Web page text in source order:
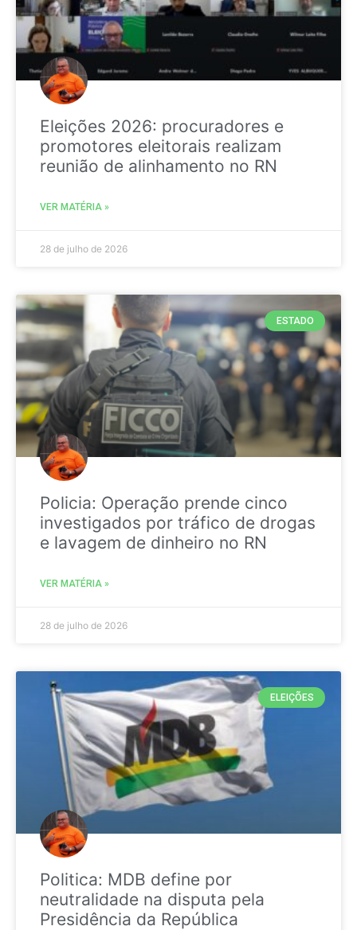
Eleições 2026: procuradores e
promotores eleitorais realizam
reunião de alinhamento no RN
VER MATÉRIA »
28 de julho de 2026
ESTADO
Policia: Operação prende cinco
investigados por tráfico de drogas
e lavagem de dinheiro no RN
VER MATÉRIA »
28 de julho de 2026
ELEIÇÕES
Politica: MDB define por
neutralidade na disputa pela
Presidência da República